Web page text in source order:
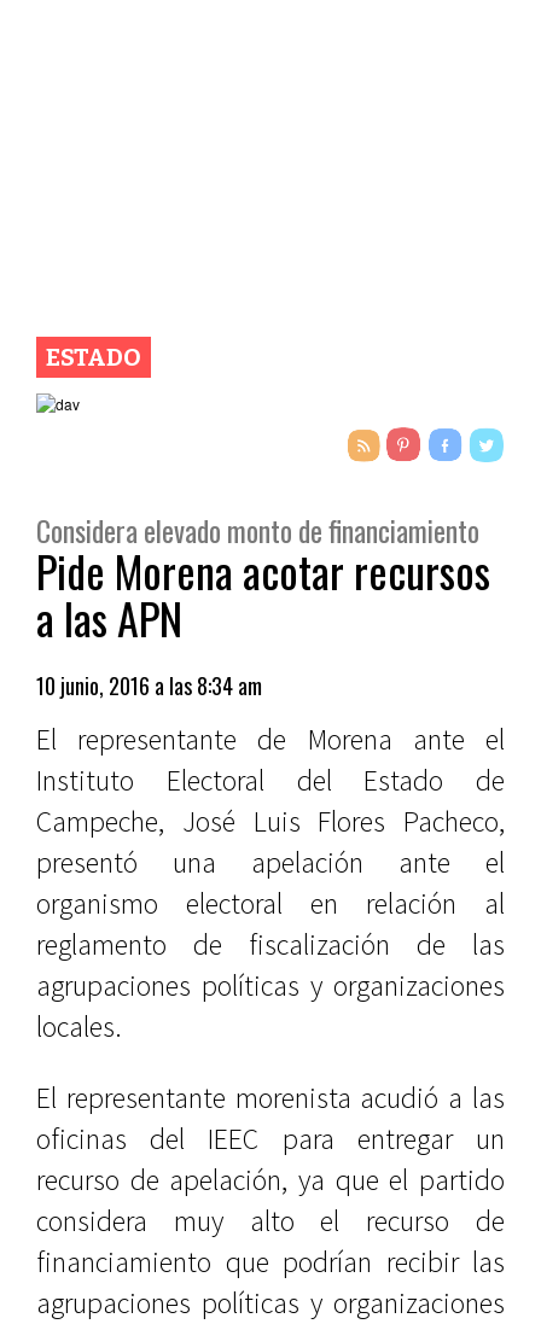
ESTADO
Considera elevado monto de financiamiento
Pide Morena acotar recursos
a las APN
10 junio, 2016 a las 8:34 am
El representante de Morena ante el
Instituto Electoral del Estado de
Campeche, José Luis Flores Pacheco,
presentó una apelación ante el
organismo electoral en relación al
reglamento de fiscalización de las
agrupaciones políticas y organizaciones
locales.
El representante morenista acudió a las
oficinas del IEEC para entregar un
recurso de apelación, ya que el partido
considera muy alto el recurso de
financiamiento que podrían recibir las
agrupaciones políticas y organizaciones